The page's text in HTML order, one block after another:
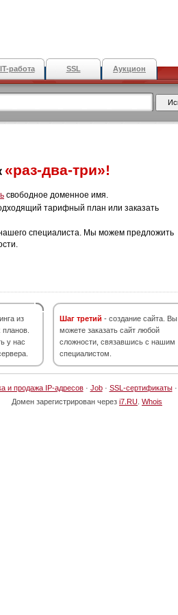
IT-работа SSL Аукцион
«раз-два-три»!
свободное доменное имя.
тарифный план или заказать
специалиста. Мы можем предложить
из
у нас
Шаг третий - создание сайта. Вы
можете заказать сайт любой
сложности, связавшись с нашим
специалистом.
и продажа IP-адресов· Job· SSL-сертификаты·
Домен зарегистрирован через i7.RU Whois